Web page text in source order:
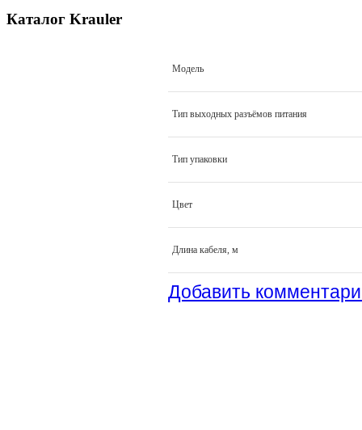
Каталог Krauler
Модель
Тип выходных разъёмов питания
Тип упаковки
Цвет
Длина кабеля, м
Добавить